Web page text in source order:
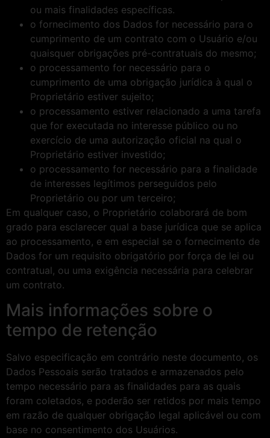
ou mais finalidades específicas.
o fornecimento dos Dados for necessário para o
cumprimento de um contrato com o Usuário e/ou
quaisquer obrigações pré-contratuais do mesmo;
o processamento for necessário para o
cumprimento de uma obrigação jurídica à qual o
Proprietário estiver sujeito;
o processamento estiver relacionado a uma tarefa
que for executada no interesse público ou no
exercício de uma autorização oficial na qual o
Proprietário estiver investido;
o processamento for necessário para a finalidade
de interesses legítimos perseguidos pelo
Proprietário ou por um terceiro;
Em qualquer caso, o Proprietário colaborará de bom
grado para esclarecer qual a base jurídica que se aplica
ao processamento, e em especial se o fornecimento de
Dados for um requisito obrigatório por força de lei ou
contratual, ou uma exigência necessária para celebrar
um contrato.
Mais informações sobre o
tempo de retenção
Salvo especificação em contrário neste documento, os
Dados Pessoais serão tratados e armazenados pelo
tempo necessário para as finalidades para as quais
foram coletados, e poderão ser retidos por mais tempo
em razão de qualquer obrigação legal aplicável ou com
base no consentimento dos Usuários.